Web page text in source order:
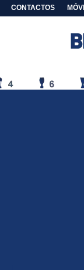
CONTACTOS